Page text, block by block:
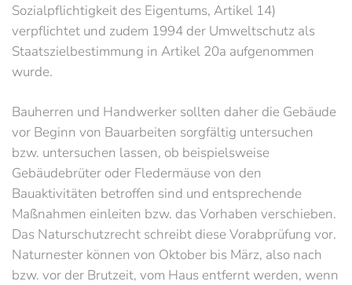
Sozialpflichtigkeit des Eigentums, Artikel 14)
verpflichtet und zudem 1994 der Umweltschutz als
Staatszielbestimmung in Artikel 20a aufgenommen
wurde.
Bauherren und Handwerker sollten daher die Gebäude
vor Beginn von Bauarbeiten sorgfältig untersuchen
bzw. untersuchen lassen, ob beispielsweise
Gebäudebrüter oder Fledermäuse von den
Bauaktivitäten betroffen sind und entsprechende
Maßnahmen einleiten bzw. das Vorhaben verschieben.
Das Naturschutzrecht schreibt diese Vorabprüfung vor.
Naturnester können von Oktober bis März, also nach
bzw. vor der Brutzeit, vom Haus entfernt werden, wenn